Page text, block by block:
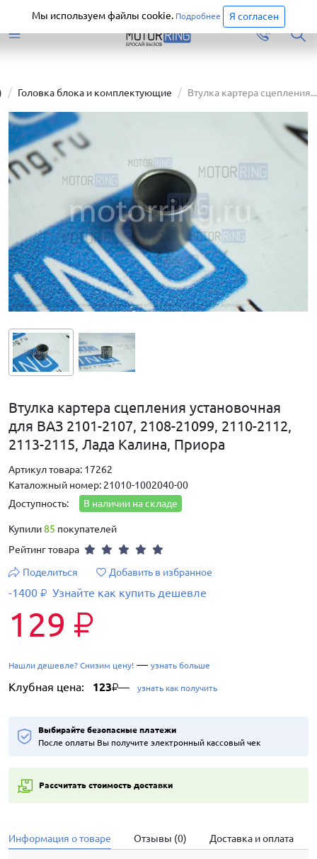
Перейти
Головка блока и комплектующие Втулка картера сцепления...
Втулка картера сцепления установочная
для ВАЗ 2101-2107, 2108-21099, 2110-2112,
2113-2115, Лада Калина, Приора
Артикул товара: 17262
Каталожный номер: 21010-1002040-00
Доступность:
В наличии на складе
Купили85 покупателей
Рейтинг товара
Поделиться
Добавить в избранное
-1400 ₽ Узнайте как купить дешевле
129 ₽
Нашли дешевле? Снизим цену! — узнать больше
Клубная цена: 123₽— узнать как получить
Выбирайте безопасные платежи
После оплаты Вы получите электронный кассовый чек
Рассчитать стоимость доставки
Информация о товаре Отзывы (0) Доставка и оплата
Мы используем файлы cookie. Подробнее Я согласен